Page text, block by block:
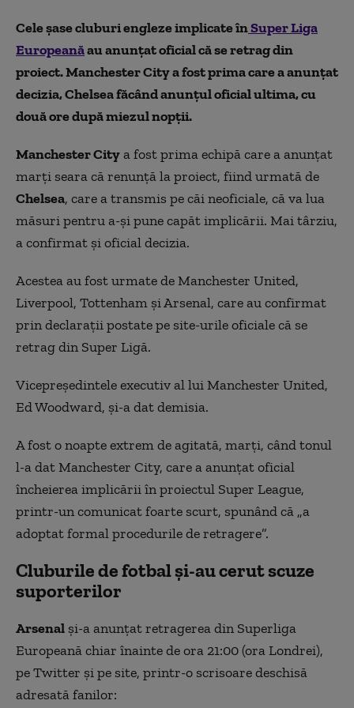
Cele șase cluburi engleze implicate înSuper Liga
Europeanăau anunțat oficial că se retrag din
proiect. Manchester City a fost prima care a anunțat
decizia, Chelsea făcând anunțul oficial ultima, cu
două ore după miezul nopții.
Manchester Citya fost prima echipă care a anunțat
marți seara că renunță la proiect, fiind urmată de
Chelsea, care a transmis pe căi neoficiale, că va lua
măsuri pentru a-și pune capăt implicării. Mai târziu,
a confirmat și oficial decizia.
Acestea au fost urmate de Manchester United,
Liverpool, Tottenham și Arsenal, care au confirmat
prin declarații postate pe site-urile oficiale că se
retrag din Super Ligă.
Vicepreședintele executiv al lui Manchester United,
Ed Woodward, și-a dat demisia.
A fost o noapte extrem de agitată, marți, când tonul
l-a dat Manchester City, care a anunțat oficial
încheierea implicării în proiectul Super League,
printr-un comunicat foarte scurt, spunând că „a
adoptat formal procedurile de retragere”.
Cluburile de fotbal și-au cerut scuze
suporterilor
Arsenal și-a anunțat retragerea din Superliga
Europeană chiar înainte de ora 21:00 (ora Londrei),
pe Twitter și pe site, printr-o scrisoare deschisă
adresată fanilor: